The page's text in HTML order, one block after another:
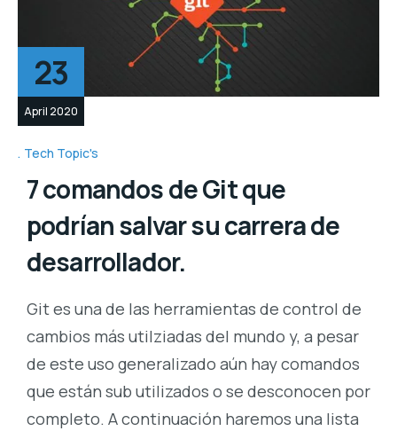
23
April 2020
Tech Topic's
7 comandos de Git que
podrían salvar su carrera de
desarrollador.
Git es una de las herramientas de control de
cambios más utilziadas del mundo y, a pesar
de este uso generalizado aún hay comandos
que están sub utilizados o se desconocen por
completo. A continuación haremos una lista